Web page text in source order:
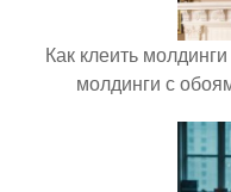
Как клеить
молдинги с